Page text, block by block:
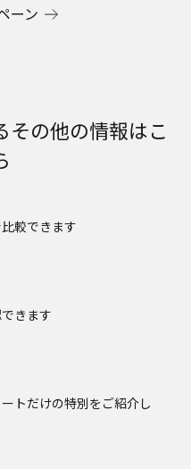
ーン
その他の情報はこ
較できます
きます
トだけの特別をご紹介し